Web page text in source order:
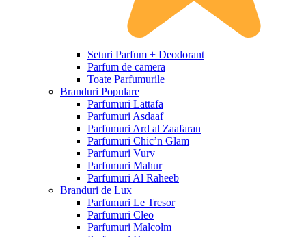
Seturi Parfum + Deodorant
Parfum de camera
Toate Parfumurile
Branduri Populare
Parfumuri Lattafa
Parfumuri Asdaaf
Parfumuri Ard al Zaafaran
Parfumuri Chic’n Glam
Parfumuri Vurv
Parfumuri Mahur
Parfumuri Al Raheeb
Branduri de Lux
Parfumuri Le Tresor
Parfumuri Cleo
Parfumuri Malcolm